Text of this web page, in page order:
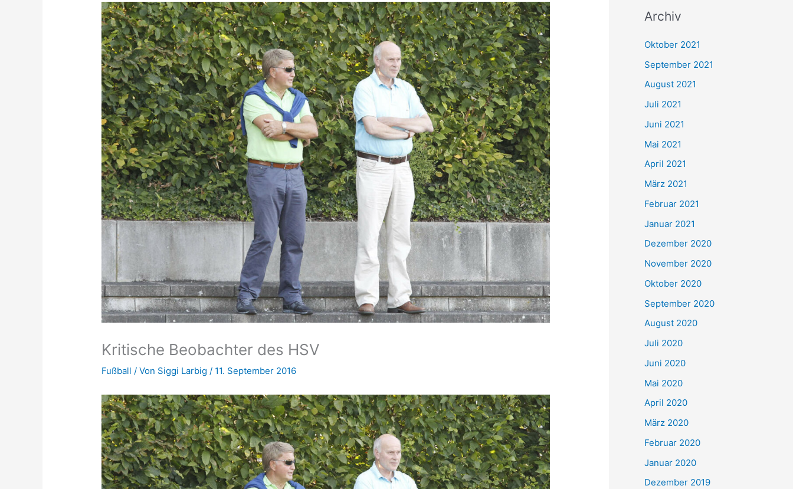
Kritische Beobachter des HSV
Fußball / Von Siggi Larbig / 11. September 2016
h
e
n
h
:
Archiv
Oktober 2021
September 2021
August 2021
Juli 2021
Juni 2021
Mai 2021
April 2021
März 2021
Februar 2021
Januar 2021
Dezember 2020
November 2020
Oktober 2020
September 2020
August 2020
Juli 2020
Juni 2020
Mai 2020
April 2020
März 2020
Februar 2020
Januar 2020
Dezember 2019